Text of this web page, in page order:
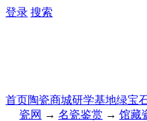
登录 搜索
首页陶瓷商城研学基地绿宝
瓷网 → 名瓷鉴赏 → 馆藏